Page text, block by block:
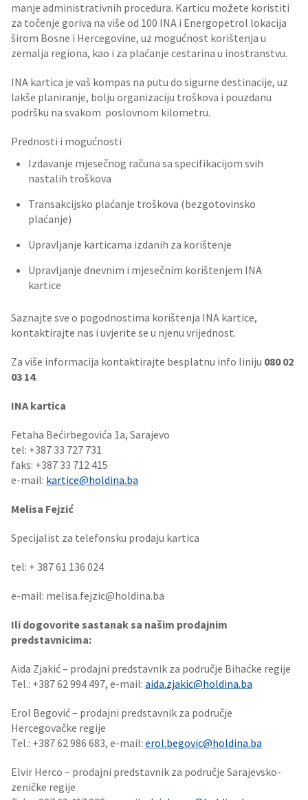
manje administrativnih procedura. Karticu možete koristiti
za točenje goriva na više od 100 INA i Energopetrol lokacija
širom Bosne i Hercegovine, uz mogućnost korištenja u
zemalja regiona, kao i za plaćanje cestarina u inostranstvu.
INA kartica je vaš kompas na putu do sigurne destinacije, uz
lakše planiranje, bolju organizaciju troškova i pouzdanu
podršku na svakom poslovnom kilometru.
Prednosti i mogućnosti
Izdavanje mjesečnog računa sa specifikacijom svih
nastalih troškova
Transakcijsko plaćanje troškova (bezgotovinsko
plaćanje)
Upravljanje karticama izdanih za korištenje
Upravljanje dnevnim i mjesečnim korištenjem INA
kartice
Saznajte sve o pogodnostima korištenja INA kartice,
kontaktirajte nas i uvjerite se u njenu vrijednost.
Za više informacija kontaktirajte besplatnu info liniju 080 02
03 14.
INA kartica
Fetaha Bećirbegovića 1a, Sarajevo
tel: +387 33 727 731
faks: +387 33 712 415
e-mail: kartice@holdina.ba
Melisa Fejzić
Specijalist za telefonsku prodaju kartica
tel: + 387 61 136 024
e-mail: melisa.fejzic@holdina.ba
Ili dogovorite sastanak sa našim prodajnim
predstavnicima:
Aida Zjakić – prodajni predstavnik za područje Bihaćke regije
Tel.: +387 62 994 497, e-mail: aida.zjakic@holdina.ba
Erol Begović – prodajni predstavnik za područje
Hercegovačke regije
Tel.: +387 62 986 683, e-mail: erol.begovic@holdina.ba
Elvir Herco – prodajni predstavnik za područje Sarajevsko-
zeničke regije